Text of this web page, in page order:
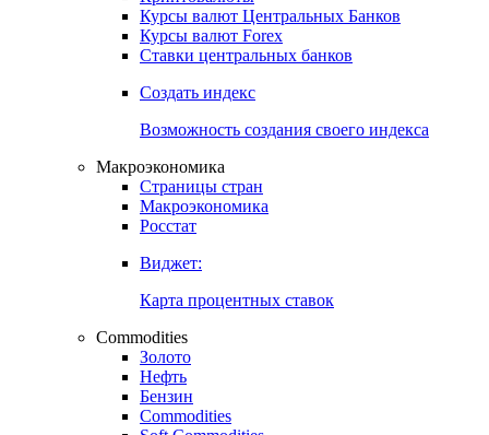
Курсы валют Центральных Банков
Курсы валют Forex
Ставки центральных банков
Создать индекс
Возможность создания своего индекса
Макроэкономика
Страницы стран
Макроэкономика
Росстат
Виджет:
Карта процентных ставок
Commodities
Золото
Нефть
Бензин
Commodities